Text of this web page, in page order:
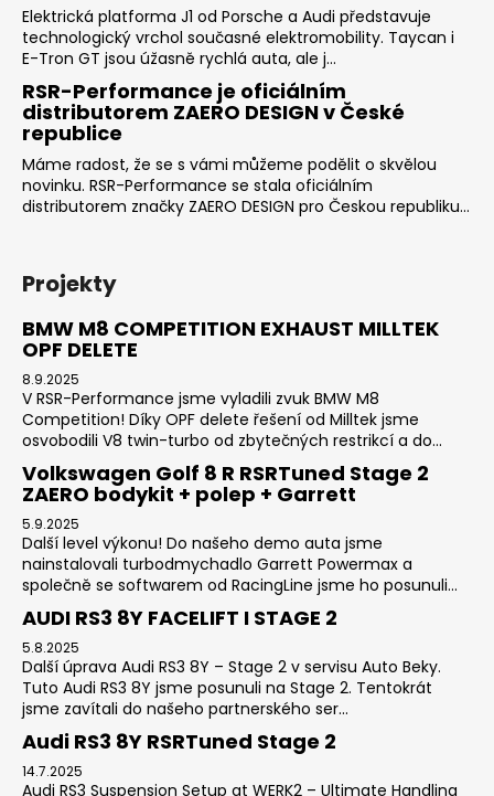
Elektrická platforma J1 od Porsche a Audi představuje
technologický vrchol současné elektromobility. Taycan i
E-Tron GT jsou úžasně rychlá auta, ale j...
RSR-Performance je oficiálním
distributorem ZAERO DESIGN v České
republice
Máme radost, že se s vámi můžeme podělit o skvělou
novinku. RSR-Performance se stala oficiálním
distributorem značky ZAERO DESIGN pro Českou republiku...
Projekty
BMW M8 COMPETITION EXHAUST MILLTEK
OPF DELETE
8.9.2025
V RSR-Performance jsme vyladili zvuk BMW M8
Competition! Díky OPF delete řešení od Milltek jsme
osvobodili V8 twin-turbo od zbytečných restrikcí a do...
Volkswagen Golf 8 R RSRTuned Stage 2
ZAERO bodykit + polep + Garrett
5.9.2025
Další level výkonu! Do našeho demo auta jsme
nainstalovali turbodmychadlo Garrett Powermax a
společně se softwarem od RacingLine jsme ho posunuli...
AUDI RS3 8Y FACELIFT I STAGE 2
5.8.2025
Další úprava Audi RS3 8Y – Stage 2 v servisu Auto Beky.
Tuto Audi RS3 8Y jsme posunuli na Stage 2. Tentokrát
jsme zavítali do našeho partnerského ser...
Audi RS3 8Y RSRTuned Stage 2
14.7.2025
Audi RS3 Suspension Setup at WERK2 – Ultimate Handling